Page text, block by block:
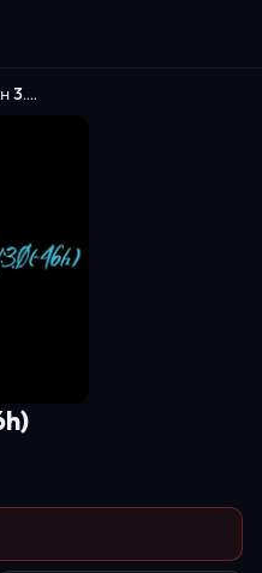
Евангелион 3.0 (-46h)